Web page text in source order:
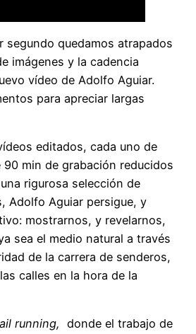
segundo quedamos atrapados
imágenes y la cadencia
vídeo de Adolfo Aguiar.
para apreciar largas
editados, cada uno de
90 min de grabación reducidos
rigurosa selección de
Adolfo Aguiar persigue, y
mostrarnos, y revelarnos,
sea el medio natural a través
de la carrera de senderos,
calles en la hora de la
running, donde el trabajo de